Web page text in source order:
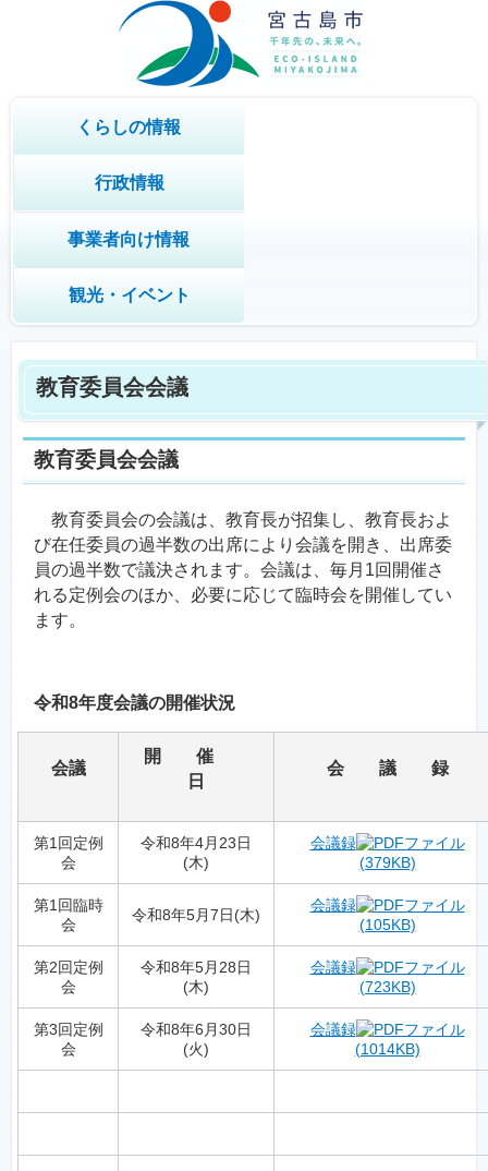
くらしの情報
行政情報
事業者向け情報
観光・イベント
教育委員会会議
教育委員会会議
教育委員会の会議は、教育長が招集し、教育長およ
び在任委員の過半数の出席により会議を開き、出席委
員の過半数で議決されます。会議は、毎月1回開催さ
れる定例会のほか、必要に応じて臨時会を開催してい
ます。
令和8年度会議の開催状況
会議
開 催
日
会 議 録
第1回定例
会
令和8年4月23日
(木)
会議録
(379KB)
第1回臨時
会
令和8年5月7日(木)
会議録
(105KB)
第2回定例
会
令和8年5月28日
(木)
会議録
(723KB)
第3回定例
会
令和8年6月30日
(火)
会議録
(1014KB)